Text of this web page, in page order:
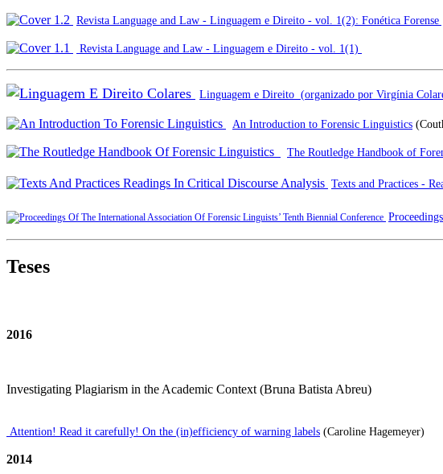
Revista Language and Law - Linguagem e Direito - vol. 1(2): Fonética Forense
Revista Language and Law - Linguagem e Direito - vol. 1(1)
Linguagem e Direito (organizado por Virgínia
An Introduction to Forensic Linguistics
The Routledge Handbook of
Texts and Practices -
Teses
2016
Investigating Plagiarism in the Academic Context (Bruna Batista Abreu)
Attention! Read it carefully! On the (in)efficiency of warning labels (Caroline Hagemeyer)
2014